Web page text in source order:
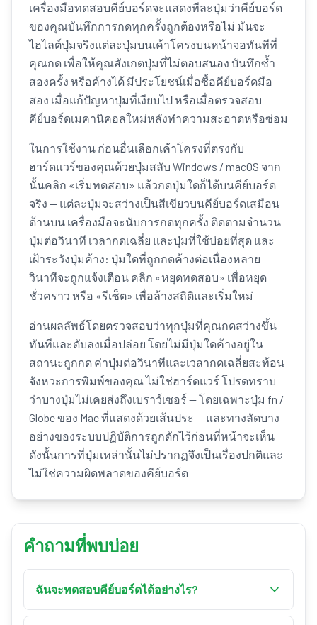
เครื่องมือทดสอบคีย์บอร์ดจะแสดงทีละปุ่มว่าคีย์บอร์ด
ของคุณบันทึกการกดทุกครั้งถูกต้องหรือไม่ มันจะ
ไฮไลต์ปุ่มจริงแต่ละปุ่มบนเค้าโครงบนหน้าจอทันทีที่
คุณกด เพื่อให้คุณสังเกตปุ่มที่ไม่ตอบสนอง บันทึกซ้ำ
สองครั้ง หรือค้างได้ มีประโยชน์เมื่อซื้อคีย์บอร์ดมือ
สอง เมื่อแก้ปัญหาปุ่มที่เงียบไป หรือเมื่อตรวจสอบ
คีย์บอร์ดเมคานิคอลใหม่หลังทำความสะอาดหรือซ่อม
ในการใช้งาน ก่อนอื่นเลือกเค้าโครงที่ตรงกับ
ฮาร์ดแวร์ของคุณด้วยปุ่มสลับ Windows / macOS จาก
นั้นคลิก «เริ่มทดสอบ» แล้วกดปุ่มใดก็ได้บนคีย์บอร์ด
จริง — แต่ละปุ่มจะสว่างเป็นสีเขียวบนคีย์บอร์ดเสมือน
ด้านบน เครื่องมือจะนับการกดทุกครั้ง ติดตามจำนวน
ปุ่มต่อวินาที เวลากดเฉลี่ย และปุ่มที่ใช้บ่อยที่สุด และ
เฝ้าระวังปุ่มค้าง: ปุ่มใดที่ถูกกดค้างต่อเนื่องหลาย
วินาทีจะถูกแจ้งเตือน คลิก «หยุดทดสอบ» เพื่อหยุด
ชั่วคราว หรือ «รีเซ็ต» เพื่อล้างสถิติและเริ่มใหม่
อ่านผลลัพธ์โดยตรวจสอบว่าทุกปุ่มที่คุณกดสว่างขึ้น
ทันทีและดับลงเมื่อปล่อย โดยไม่มีปุ่มใดค้างอยู่ใน
สถานะถูกกด ค่าปุ่มต่อวินาทีและเวลากดเฉลี่ยสะท้อน
จังหวะการพิมพ์ของคุณ ไม่ใช่ฮาร์ดแวร์ โปรดทราบ
ว่าบางปุ่มไม่เคยส่งถึงเบราว์เซอร์ — โดยเฉพาะปุ่ม fn /
Globe ของ Mac ที่แสดงด้วยเส้นประ — และทางลัดบาง
อย่างของระบบปฏิบัติการถูกดักไว้ก่อนที่หน้าจะเห็น
ดังนั้นการที่ปุ่มเหล่านั้นไม่ปรากฏจึงเป็นเรื่องปกติและ
ไม่ใช่ความผิดพลาดของคีย์บอร์ด
คำถามที่พบบ่อย
ฉันจะทดสอบคีย์บอร์ดได้อย่างไร?
ใช้เครื่องมือทดสอบคีย์บอร์ดด้านบน เลือกเค้าโครง